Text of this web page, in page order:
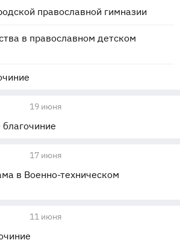
православной гимназии
в православном детском
19 июня
17 июня
в Военно-техническом
11 июня